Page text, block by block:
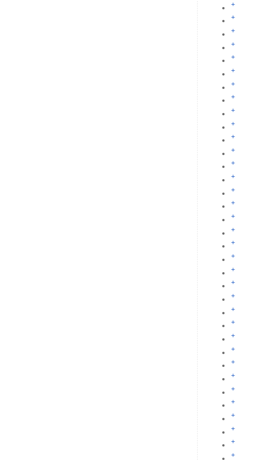
+
+
+
+
+
+
+
+
+
+
+
+
+
+
+
+
+
+
+
+
+
+
+
+
+
+
+
+
+
+
+
+
+
+
+